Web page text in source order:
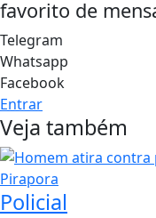
favorito de
Telegram
Whatsapp
Facebook
Entrar
Veja também
Policial